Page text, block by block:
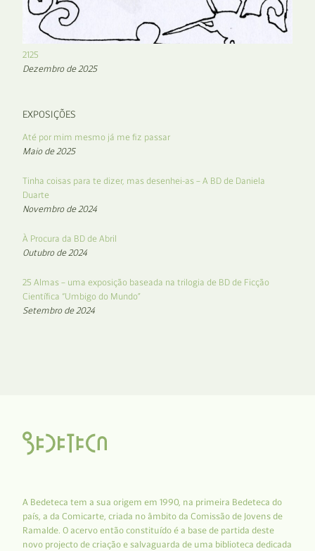
2125
Dezembro de 2025
EXPOSIÇÕES
Até por mim mesmo já me fiz passar
Maio de 2025
Tinha coisas para te dizer, mas desenhei-as – A BD de Daniela
Duarte
Novembro de 2024
À Procura da BD de Abril
Outubro de 2024
25 Almas – uma exposição baseada na trilogia de BD de Ficção
Científica “Umbigo do Mundo”
Setembro de 2024
A Bedeteca tem a sua origem em 1990, na primeira Bedeteca do
país, a da Comicarte, criada no âmbito da Comissão de Jovens de
Ramalde. O acervo então constituído é a base de partida deste
novo projecto de criação e salvaguarda de uma biblioteca dedicada